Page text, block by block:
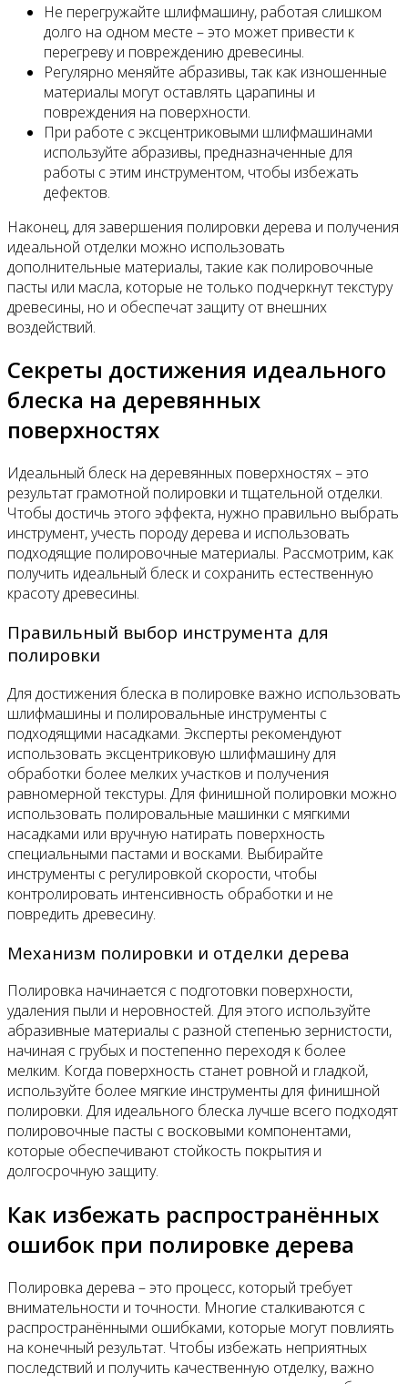
Не перегружайте шлифмашину, работая слишком
долго на одном месте – это может привести к
перегреву и повреждению древесины.
Регулярно меняйте абразивы, так как изношенные
материалы могут оставлять царапины и
повреждения на поверхности.
При работе с эксцентриковыми шлифмашинами
используйте абразивы, предназначенные для
работы с этим инструментом, чтобы избежать
дефектов.
Наконец, для завершения полировки дерева и получения
идеальной отделки можно использовать
дополнительные материалы, такие как полировочные
пасты или масла, которые не только подчеркнут текстуру
древесины, но и обеспечат защиту от внешних
воздействий.
Секреты достижения идеального
блеска на деревянных
поверхностях
Идеальный блеск на деревянных поверхностях – это
результат грамотной полировки и тщательной отделки.
Чтобы достичь этого эффекта, нужно правильно выбрать
инструмент, учесть породу дерева и использовать
подходящие полировочные материалы. Рассмотрим, как
получить идеальный блеск и сохранить естественную
красоту древесины.
Правильный выбор инструмента для
полировки
Для достижения блеска в полировке важно использовать
шлифмашины и полировальные инструменты с
подходящими насадками. Эксперты рекомендуют
использовать эксцентриковую шлифмашину для
обработки более мелких участков и получения
равномерной текстуры. Для финишной полировки можно
использовать полировальные машинки с мягкими
насадками или вручную натирать поверхность
специальными пастами и восками. Выбирайте
инструменты с регулировкой скорости, чтобы
контролировать интенсивность обработки и не
повредить древесину.
Механизм полировки и отделки дерева
Полировка начинается с подготовки поверхности,
удаления пыли и неровностей. Для этого используйте
абразивные материалы с разной степенью зернистости,
начиная с грубых и постепенно переходя к более
мелким. Когда поверхность станет ровной и гладкой,
используйте более мягкие инструменты для финишной
полировки. Для идеального блеска лучше всего подходят
полировочные пасты с восковыми компонентами,
которые обеспечивают стойкость покрытия и
долгосрочную защиту.
Как избежать распространённых
ошибок при полировке дерева
Полировка дерева – это процесс, который требует
внимательности и точности. Многие сталкиваются с
распространёнными ошибками, которые могут повлиять
на конечный результат. Чтобы избежать неприятных
последствий и получить качественную отделку, важно